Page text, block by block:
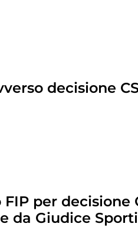
decisione
per decisione
da Giudice